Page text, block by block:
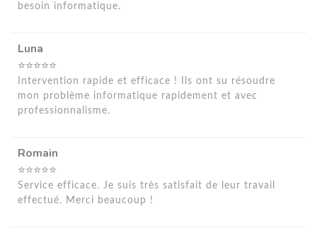
besoin informatique.
Luna
⭐⭐⭐⭐⭐
Intervention rapide et efficace ! Ils ont su résoudre
mon problème informatique rapidement et avec
professionnalisme.
Romain
⭐⭐⭐⭐⭐
Service efficace. Je suis très satisfait de leur travail
effectué. Merci beaucoup !